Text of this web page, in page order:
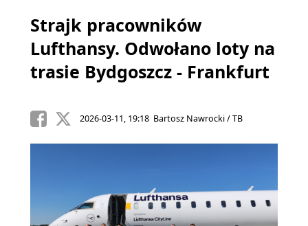
Strajk pracowników
Lufthansy. Odwołano loty na
trasie Bydgoszcz - Frankfurt
2026-03-11, 19:18 Bartosz Nawrocki / TB